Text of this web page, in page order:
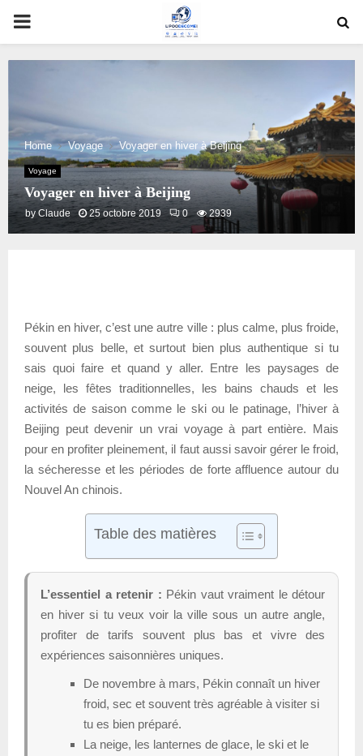
PRIMARY
MENU
Home Voyage Voyager en hiver à Beijing
Voyage
Voyager en hiver à Beijing
by Claude 25 octobre 2019 0 2939
Pékin en hiver, c’est une autre ville : plus calme, plus froide,
souvent plus belle, et surtout bien plus authentique si tu
sais quoi faire et quand y aller. Entre les paysages de
neige, les fêtes traditionnelles, les bains chauds et les
activités de saison comme le ski ou le patinage, l’hiver à
Beijing peut devenir un vrai voyage à part entière. Mais
pour en profiter pleinement, il faut aussi savoir gérer le froid,
la sécheresse et les périodes de forte affluence autour du
Nouvel An chinois.
Table des matières
L’essentiel a retenir : Pékin vaut vraiment le détour
en hiver si tu veux voir la ville sous un autre angle,
profiter de tarifs souvent plus bas et vivre des
expériences saisonnières uniques.
De novembre à mars, Pékin connaît un hiver
froid, sec et souvent très agréable à visiter si
tu es bien préparé.
La neige, les lanternes de glace, le ski et le